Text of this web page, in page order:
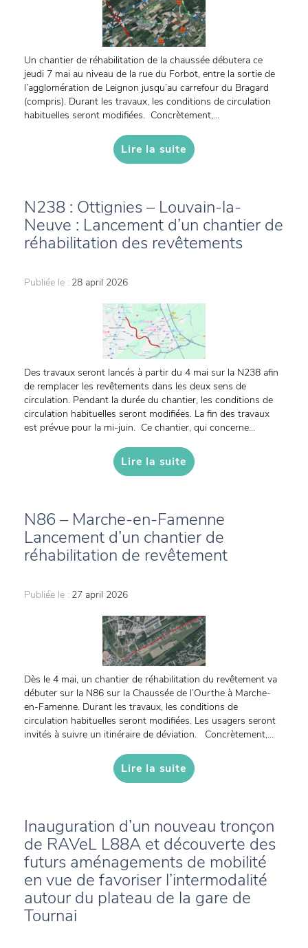
Un chantier de réhabilitation de la chaussée débutera ce
jeudi 7 mai au niveau de la rue du Forbot, entre la sortie de
l’agglomération de Leignon jusqu’au carrefour du Bragard
(compris). Durant les travaux, les conditions de circulation
habituelles seront modifiées. Concrètement,...
Lire la suite
N238 : Ottignies – Louvain-la-
Neuve : Lancement d’un chantier de
réhabilitation des revêtements
Publiée le : 28 april 2026
Des travaux seront lancés à partir du 4 mai sur la N238 afin
de remplacer les revêtements dans les deux sens de
circulation. Pendant la durée du chantier, les conditions de
circulation habituelles seront modifiées. La fin des travaux
est prévue pour la mi-juin. Ce chantier, qui concerne...
Lire la suite
N86 – Marche-en-Famenne
Lancement d’un chantier de
réhabilitation de revêtement
Publiée le : 27 april 2026
Dès le 4 mai, un chantier de réhabilitation du revêtement va
débuter sur la N86 sur la Chaussée de l’Ourthe à Marche-
en-Famenne. Durant les travaux, les conditions de
circulation habituelles seront modifiées. Les usagers seront
invités à suivre un itinéraire de déviation. Concrètement,...
Lire la suite
Inauguration d’un nouveau tronçon
de RAVeL L88A et découverte des
futurs aménagements de mobilité
en vue de favoriser l’intermodalité
autour du plateau de la gare de
Tournai